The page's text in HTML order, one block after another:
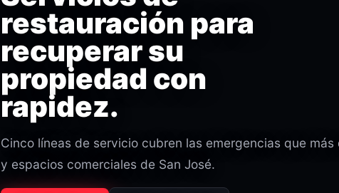
restauración para
recuperar su
propiedad con
rapidez.
Cinco líneas de servicio cubren las emergencias que
y espacios comerciales de San José.